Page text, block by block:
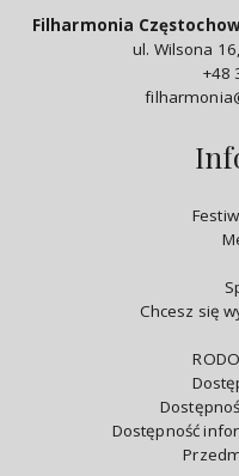
Filharmonia
ul. Wilsona
+48
Chcesz się
Dostępność